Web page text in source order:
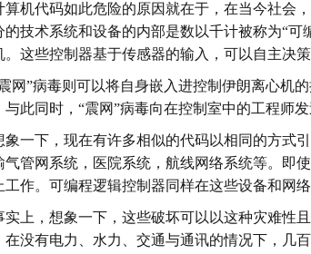
算机代码如此危险的原因就在于，在当今社会
的技术系统和设备的内部是数以千计被称为“可
。这些控制器基于传感器的输入，可以自主决策
网”病毒则可以将自身嵌入进控制伊朗离心机
与此同时，“震网”病毒向在控制室中的工程师发
象一下，现在有许多相似的代码以相同的方式
气管网系统，医院系统，航线网络系统等。
工作。可编程逻辑控制器同样在这些设备和网络
实上，想象一下，这些破坏可以以这种灾难性
在没有电力、水力、交通与通讯的情况下，几